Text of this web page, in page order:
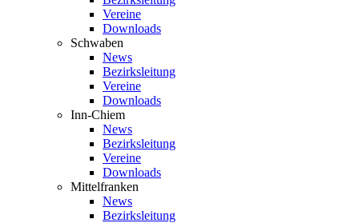
Vereine
Downloads
Schwaben
News
Bezirksleitung
Vereine
Downloads
Inn-Chiem
News
Bezirksleitung
Vereine
Downloads
Mittelfranken
News
Bezirksleitung